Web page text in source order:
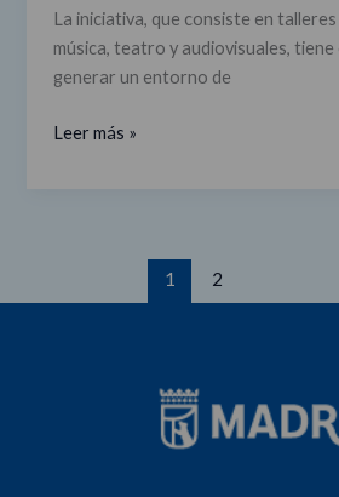
La iniciativa, que consiste en
música, teatro y audiovisuales,
generar un entorno de
Leer más »
1 2